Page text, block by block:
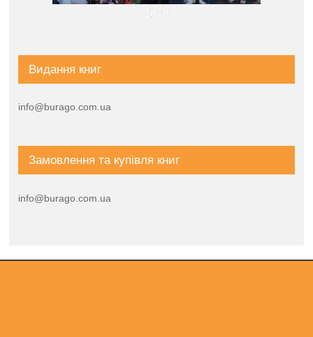
2019
Видання книг
info@burago.com.ua
Замовлення та купівля книг
info@burago.com.ua